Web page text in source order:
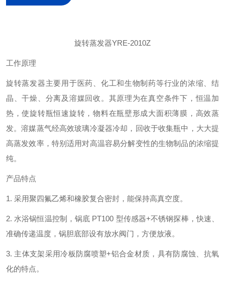
旋转蒸发器YRE-2010Z
工作原理
旋转蒸发器主要用于医药、化工和生物制药等行业的浓缩、结
晶、干燥、分离及溶媒回收 。 其原理为在真空条件下，恒温加
热，使旋转瓶恒速旋转，物料在瓶壁形成大面积薄膜，高效蒸
发。溶媒蒸气经高效玻璃冷凝器冷却，回收于收集瓶中，大大提
高蒸发效率， 特别适用对高温容易分解变性的生物制品的浓缩提
纯。
产品特点
1. 采用聚四氟乙烯和橡胶复合密封，能保持高真空度。
2. 水浴锅恒温控制，锅底 PT100 型传感器+不锈钢探棒，快速、
准确传递温度 ， 锅胆底部设有放水阀门，方便放液。
3. 主体支架采用冷板防腐喷塑+铝合金材质，具有防腐蚀、抗氧
化的特点。